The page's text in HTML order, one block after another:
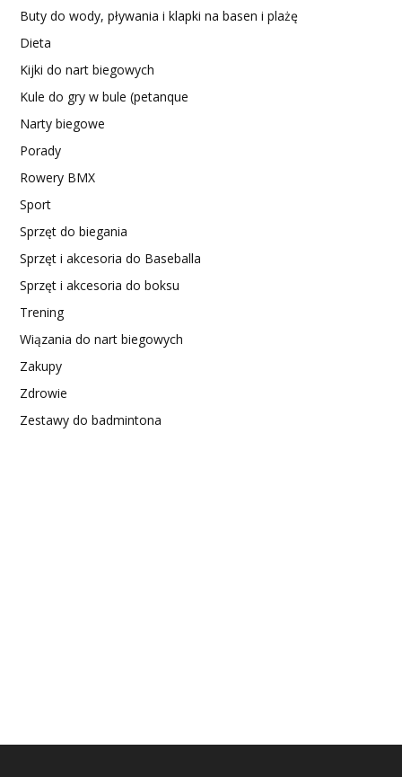
Buty do wody, pływania i klapki na basen i plażę
Dieta
Kijki do nart biegowych
Kule do gry w bule (petanque
Narty biegowe
Porady
Rowery BMX
Sport
Sprzęt do biegania
Sprzęt i akcesoria do Baseballa
Sprzęt i akcesoria do boksu
Trening
Wiązania do nart biegowych
Zakupy
Zdrowie
Zestawy do badmintona